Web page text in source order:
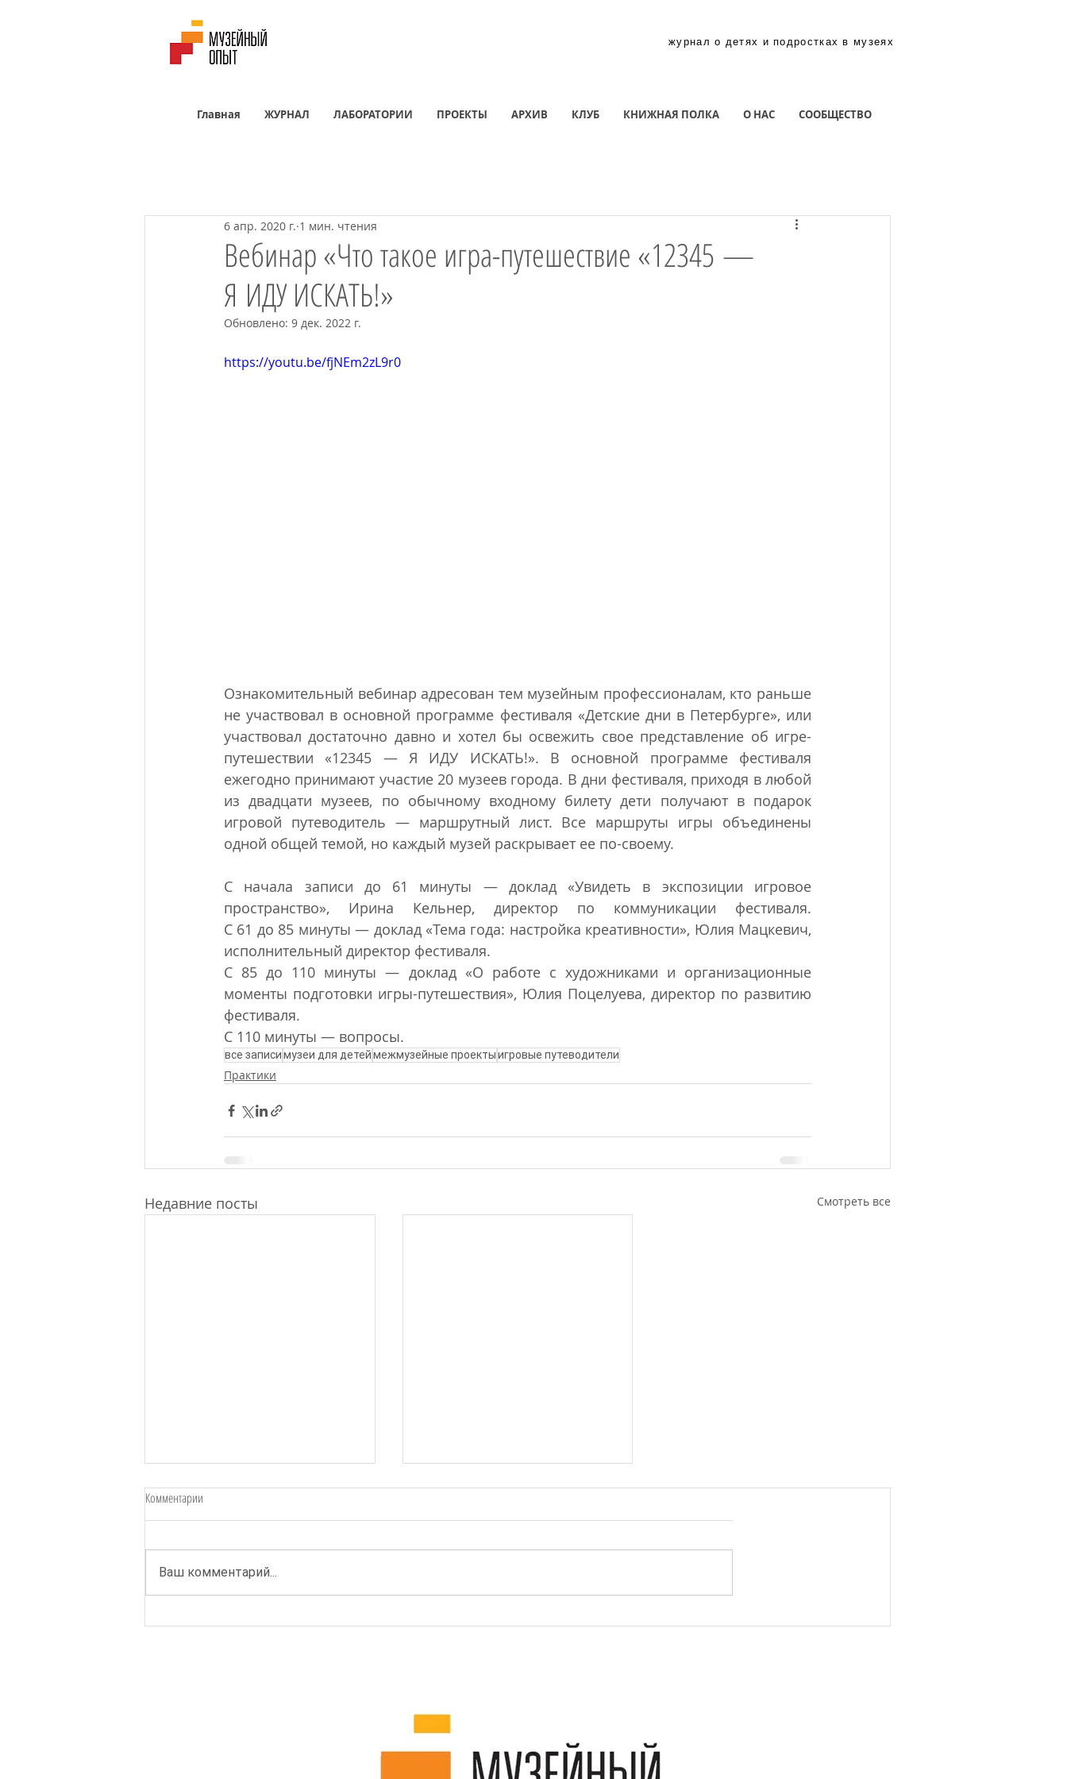
журнал о детях и подростках в музеях
Главная ЖУРНАЛ ЛАБОРАТОРИИ ПРОЕКТЫ АРХИВ КЛУБ КНИЖНАЯ ПОЛКА О НАС СООБЩЕСТВО
Вебинар «Что такое игра-путешествие «12345 —
Я ИДУ ИСКАТЬ!»
6 апр. 2020 г. 1 мин. чтения
Обновлено: 9 дек. 2022 г.
https://youtu.be/fjNEm2zL9r0
Ознакомительный вебинар адресован тем музейным профессионалам, кто раньше
не участвовал в основной программе фестиваля «Детские дни в Петербурге», или
участвовал достаточно давно и хотел бы освежить свое представление об игре-
путешествии «12345 — Я ИДУ ИСКАТЬ!». В основной программе фестиваля
ежегодно принимают участие 20 музеев города. В дни фестиваля, приходя в любой
из двадцати музеев, по обычному входному билету дети получают в подарок
игровой путеводитель — маршрутный лист. Все маршруты игры объединены
одной общей темой, но каждый музей раскрывает ее по-своему.
С начала записи до 61 минуты — доклад «Увидеть в экспозиции игровое
пространство», Ирина Кельнер, директор по коммуникации фестиваля.
С 61 до 85 минуты — доклад «Тема года: настройка креативности», Юлия Мацкевич,
исполнительный директор фестиваля.
С 85 до 110 минуты — доклад «О работе с художниками и организационные
моменты подготовки игры-путешествия», Юлия Поцелуева, директор по развитию
фестиваля.
С 110 минуты — вопросы.
все записимузеи для детеймежмузейные проектыигровые путеводители
Практики
Недавние посты Смотреть все
Комментарии
Ваш комментарий...